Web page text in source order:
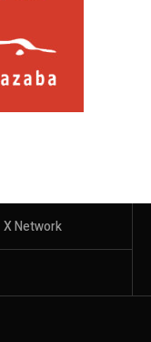
X Network